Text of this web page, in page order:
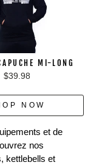
MI-LONG
$39.98
NOW
et de
nos
kettlebells et